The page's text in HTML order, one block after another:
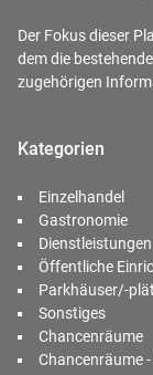
Der Fokus dieser
dem die
zugehörigen
Kategorien
Einzelhandel
Gastronomie
Dienstleistungen
Öffentliche
Parkhäuser/-
Sonstiges
Chancenräume
Chancenräume